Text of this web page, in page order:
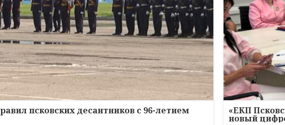
псковских десантников с 96-летием «ЕКП
новый